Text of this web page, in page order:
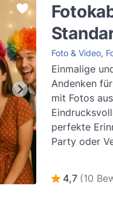
Foto & Video,
Einmalige
Andenken
mit Fotos
perfekte
Party oder
4,7 (10